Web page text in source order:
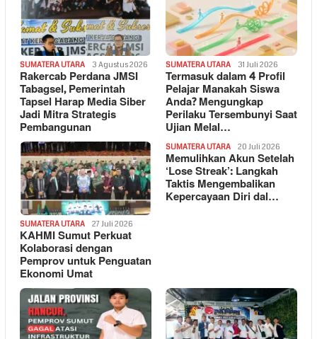
SUMATERA UTARA 3 Agustus 2026
Rakercab Perdana JMSI
Tabagsel, Pemerintah
Tapsel Harap Media Siber
Jadi Mitra Strategis
Pembangunan
SUMATERA UTARA 31 Juli 2026
Termasuk dalam 4 Profil
Pelajar Manakah Siswa
Anda? Mengungkap
Perilaku Tersembunyi Saat
Ujian Melal…
SUMATERA UTARA 27 Juli 2026
KAHMI Sumut Perkuat
Kolaborasi dengan
Pemprov untuk Penguatan
Ekonomi Umat
SUMATERA UTARA 20 Juli 2026
Memulihkan Akun Setelah
‘Lose Streak’: Langkah
Taktis Mengembalikan
Kepercayaan Diri dal…